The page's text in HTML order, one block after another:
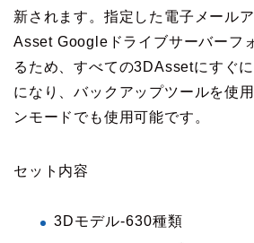
新されます。指定した電子メール
Asset Googleドライブサーバーフ
るため、すべての3DAssetにすぐ
になり、バックアップツールを使
ンモードでも使用可能です。
セット内容
3Dモデル-630種類